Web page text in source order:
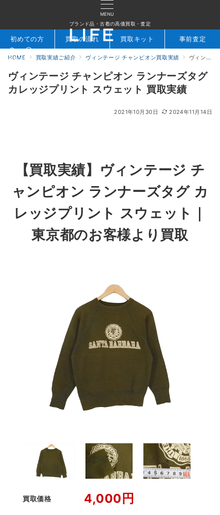
MENU
ブランド品・古着の高価買取・査定
検索 お問合せ
初めての方 買取の流れ 買取キット 事前査定
HOME 買取実績ご紹介 ヴィンテージ チャンピオン買取実績 ヴィンテージ チャンピオン ランナーズタグ カレッジプリント スウェット 買取実績
ヴィンテージ チャンピオン ランナーズタグ
カレッジプリント スウェット 買取実績
2021年10月30日 2024年11月14日
【買取実績】ヴィンテージ チ
ャンピオン ランナーズタグ カ
レッジプリント スウェット｜
東京都のお客様より買取
買取価格 4,000円